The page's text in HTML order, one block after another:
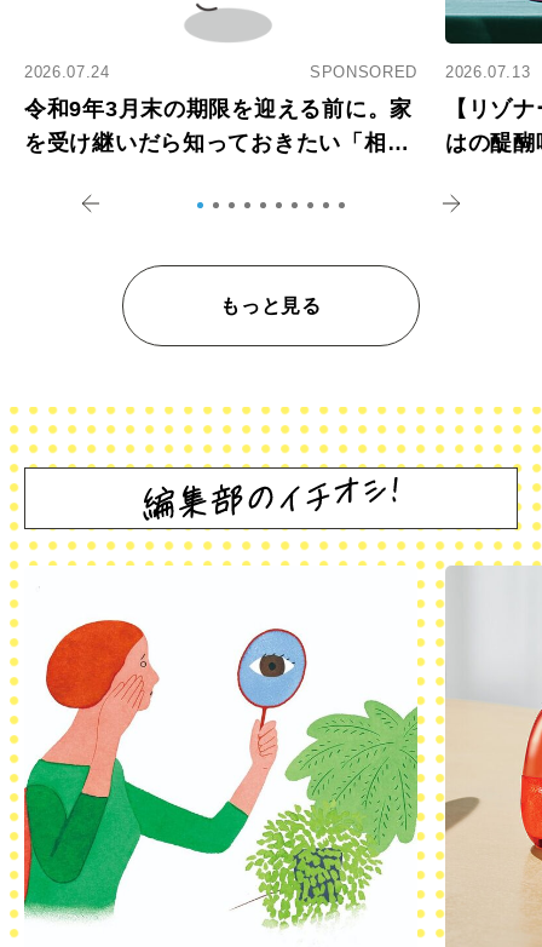
2026.07.24 SPONSORED
令和9年3月末の期限を迎える前に。家
を受け継いだら知っておきたい「相続
2026.07.13
【リゾ
はの醍
もっと見る